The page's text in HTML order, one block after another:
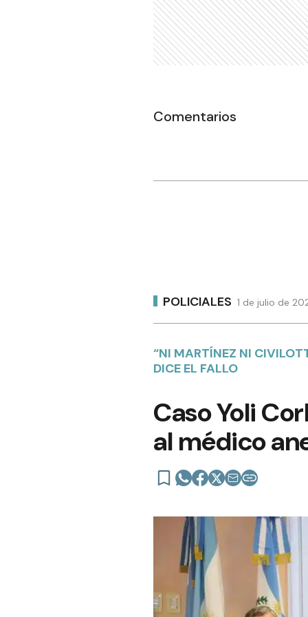
Comentarios
POLICIALES 1 de julio de
“NI MARTÍNEZ NI
DICE EL FALLO
Caso Yoli
al médico